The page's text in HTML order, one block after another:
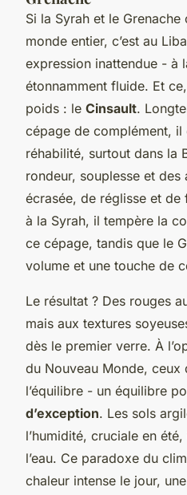
Si la Syrah et le
monde entier, c’est au
expression inattendue - à
étonnamment fluide. Et
poids : le Cinsault.
cépage de complément, il
réhabilité, surtout dans la
rondeur, souplesse et
écrasée, de réglisse et
à la Syrah, il tempère la
ce cépage, tandis que le
volume et une touche de
Le résultat ? Des rouges
mais aux textures
dès le premier verre. À
du Nouveau Monde, ceux
l’équilibre - un équilibre
d’exception. Les sols
l’humidité, cruciale en
l’eau. Ce paradoxe du
chaleur intense le jour,